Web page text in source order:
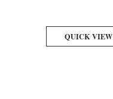
QUICK VIEW